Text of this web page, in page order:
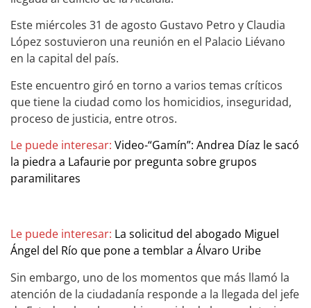
Este miércoles 31 de agosto Gustavo Petro y Claudia
López sostuvieron una reunión en el Palacio Liévano
en la capital del país.
Este encuentro giró en torno a varios temas críticos
que tiene la ciudad como los homicidios, inseguridad,
proceso de justicia, entre otros.
Le puede interesar: Video-“Gamín”: Andrea Díaz le sacó
la piedra a Lafaurie por pregunta sobre grupos
paramilitares
Le puede interesar: La solicitud del abogado Miguel
Ángel del Río que pone a temblar a Álvaro Uribe
Sin embargo, uno de los momentos que más llamó la
atención de la ciudadanía responde a la llegada del jefe